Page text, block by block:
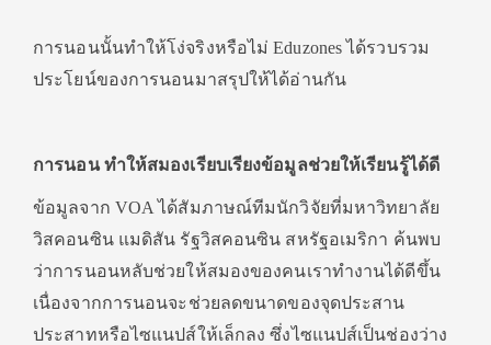
การนอนนั้นทำให้โง่จริงหรือไม่ Eduzones ได้รวบรวม
ประโยน์ของการนอนมาสรุปให้ได้อ่านกัน
การนอน ทำให้สมองเรียบเรียงข้อมูลช่วยให้เรียนรู้ได้ดี
ข้อมูลจาก VOA ได้สัมภาษณ์ทีมนักวิจัยที่มหาวิทยาลัย
วิสคอนซิน แมดิสัน รัฐวิสคอนซิน สหรัฐอเมริกา ค้นพบ
ว่าการนอนหลับช่วยให้สมองของคนเราทำงานได้ดีขึ้น
เนื่องจากการนอนจะช่วยลดขนาดของจุดประสาน
ประสาทหรือไซแนปส์ให้เล็กลง ซึ่งไซแนปส์เป็นช่องว่าง